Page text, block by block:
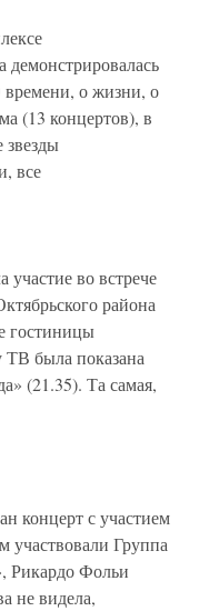
времени, о жизни, о
(13 концертов), в
звезды
все
участие во встрече
района
гостиницы
ТВ была показана
(21.35). Та самая,
концерт с участием
Группа
Рикардо Фольи
не видела,